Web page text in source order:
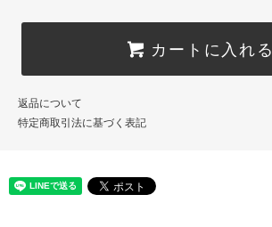
カートに入れる
返品について
特定商取引法に基づく表記